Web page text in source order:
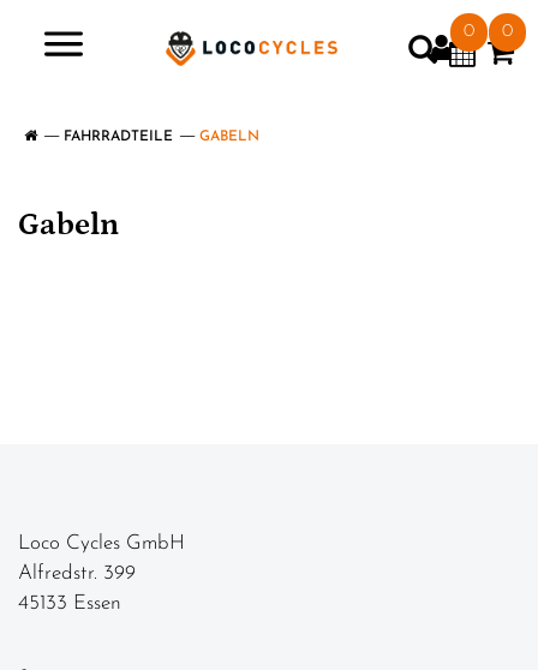
0 0
FAHRRADTEILE GABELN
Gabeln
Loco Cycles GmbH
Alfredstr. 399
45133 Essen